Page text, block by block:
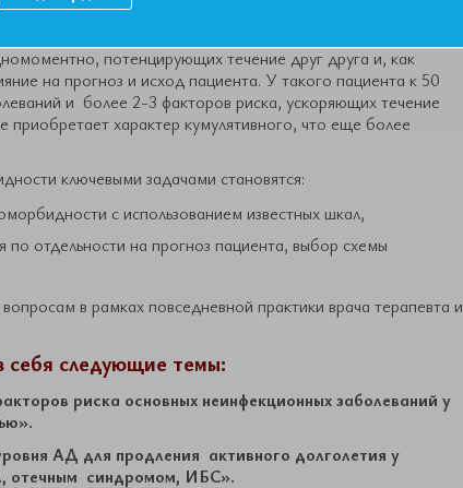
предсердий, хроническая обструктивная болезнь легких и
пациент, то есть пациент, заведомо сочетающий в себе два
потенцирующих течение друг друга и, как
на прогноз и исход пациента. У такого пациента к 50
и более 2-3 факторов риска, ускоряющих течение
приобретает характер кумулятивного, что еще более
ключевыми задачами становятся:
с использованием известных шкал,
по отдельности на прогноз пациента, выбор схемы
в рамках повседневной практики врача терапевта и
себя следующие темы:
риска основных неинфекционных заболеваний у
АД для продления активного долголетия у
синдромом, ИБС».